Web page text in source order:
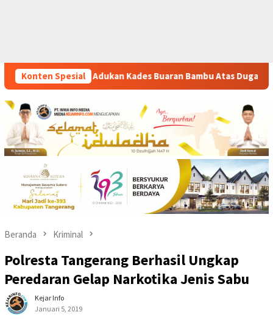
Konten Spesial
Buaran Bambu Atas Dugaan Pungutan Liar Pengurusan PM 1
Beranda Kriminal
Polresta Tangerang Berhasil Ungkap
Peredaran Gelap Narkotika Jenis Sabu
Kejar Info
Januari 5, 2019